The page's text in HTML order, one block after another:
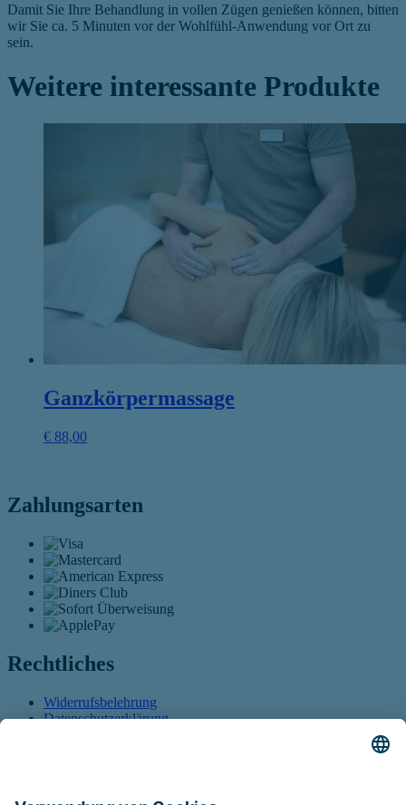
Damit Sie Ihre Behandlung in vollen Zügen genießen können, bitten
wir Sie ca. 5 Minuten vor der Wohlfühl-Anwendung vor Ort zu
sein.
Weitere interessante Produkte
Ganzkörpermassage
€ 88,00
Zahlungsarten
Rechtliches
Widerrufsbelehrung
Datenschutzerklärung
Vertrag widerrufenÖffnet sich in einem neuen Tab